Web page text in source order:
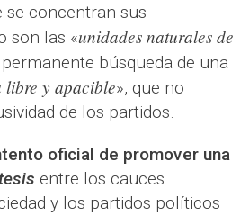
se concentran sus
son las «unidades naturales de
permanente búsqueda de una
libre y apacible», que no
de los partidos.
oficial de promover una
entre los cauces
y los partidos políticos